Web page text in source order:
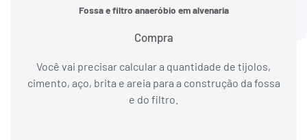
Fossa e filtro anaeróbio em alvenaria
Compra
Você vai precisar calcular a quantidade de tijolos,
cimento, aço, brita e areia para a construção da fossa
e do filtro.